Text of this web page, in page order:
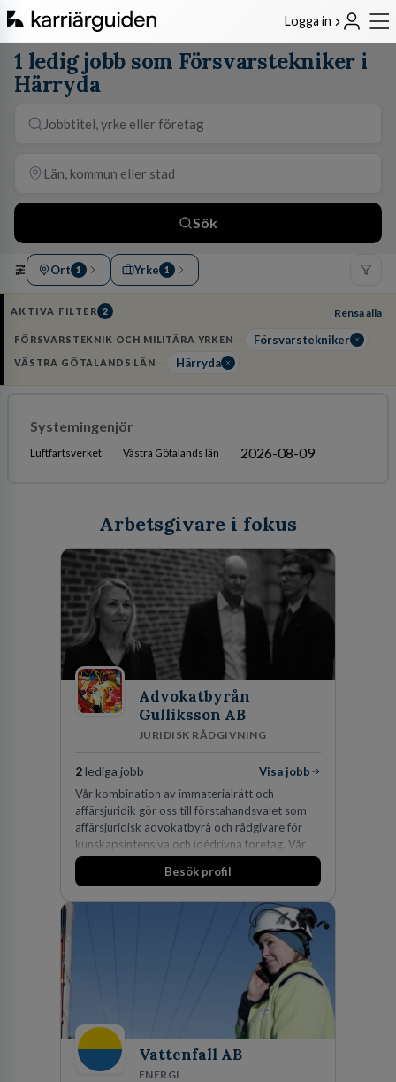
Logga in
1 ledig jobb som Försvarstekniker i
Härryda
Sök
Ort 1 Yrke 1
AKTIVA FILTER 2 Rensa alla
FÖRSVARSTEKNIK OCH MILITÄRA YRKEN Försvarstekniker
VÄSTRA GÖTALANDS LÄN Härryda
Systemingenjör
Luftfartsverket Västra Götalands län 2026-08-09
Arbetsgivare i fokus
Advokatbyrån
Gulliksson AB
JURIDISK RÅDGIVNING
2lediga jobb
Visa jobb
Vår kombination av immaterialrätt och
affärsjuridik gör oss till förstahandsvalet som
affärsjuridisk advokatbyrå och rådgivare för
kunskapsintensiva och idédrivna företag. Vår
expertis inom IP-tillgångar har gett oss en
marknadsledande position. Våra klienter väljer
skydda, utveckla och kommersialisera
Besök profil
Vattenfall AB
ENERGI